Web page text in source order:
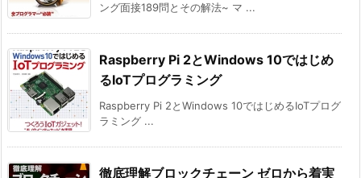
ング面接189問とその解法~ マ ...
Raspberry Pi 2とWindows 10ではじめ
るIoTプログラミング
Raspberry Pi 2とWindows 10ではじめるIoTプログ
ラミング ...
徹底理解ブロックチェーン ゼロから着実